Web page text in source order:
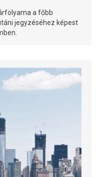
a főbb
jegyzéséhez képest